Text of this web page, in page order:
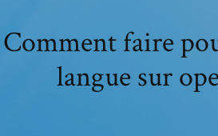
Comment faire
langue sur